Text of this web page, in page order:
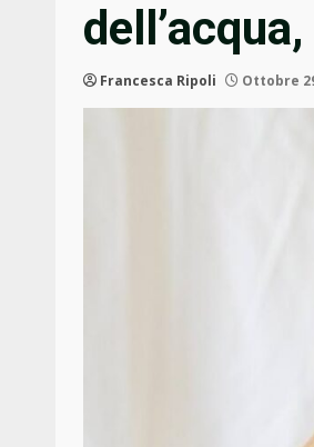
Francesca Ripoli Ottobre